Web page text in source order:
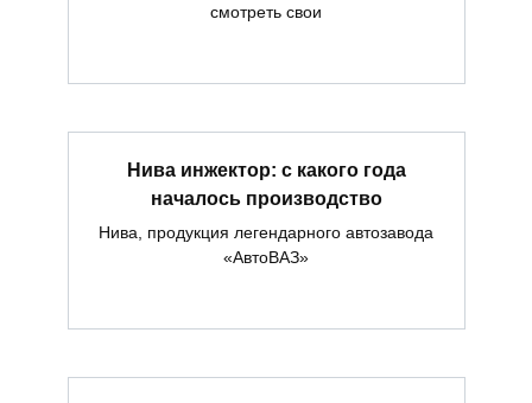
смотреть свои
Нива инжектор: с какого года
началось производство
Нива, продукция легендарного автозавода
«АвтоВАЗ»